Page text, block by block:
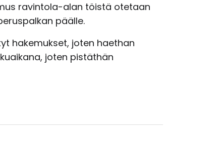
ravintola-alan töistä otetaan
päälle.
hakemukset, joten haethan
joten pistäthän